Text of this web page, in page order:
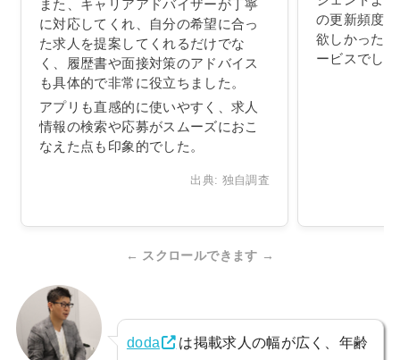
また、キャリアアドバイザーが丁寧
に対応してくれ、自分の希望に合っ
た求人を提案してくれるだけでな
く、履歴書や面接対策のアドバイス
も具体的で非常に役立ちました。
アプリも直感的に使いやすく、求人
情報の検索や応募がスムーズにおこ
なえた点も印象的でした。
出典: 独自調査
の更新頻度
欲しかった
ービスでし
← スクロールできます →
doda
は掲載求人の幅が広く、年齢